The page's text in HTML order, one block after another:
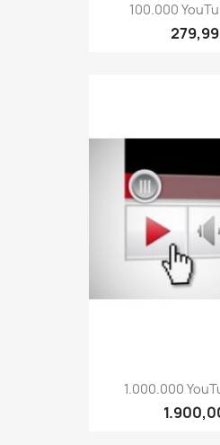
100.000
1.000.000